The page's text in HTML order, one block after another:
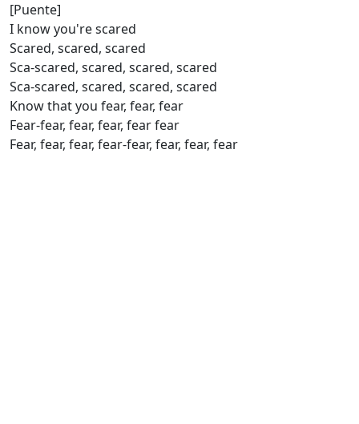
[Puente]
I know you're scared
Scared, scared, scared
Sca-scared, scared, scared, scared
Sca-scared, scared, scared, scared
Know that you fear, fear, fear
Fear-fear, fear, fear, fear fear
Fear, fear, fear, fear-fear, fear, fear, fear